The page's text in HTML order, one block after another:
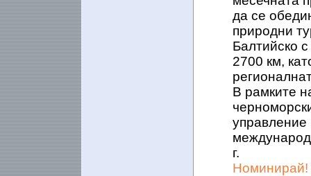
да се
природни
Балтийско
2700 км,
В рамките
управление
г.
Номинирай!